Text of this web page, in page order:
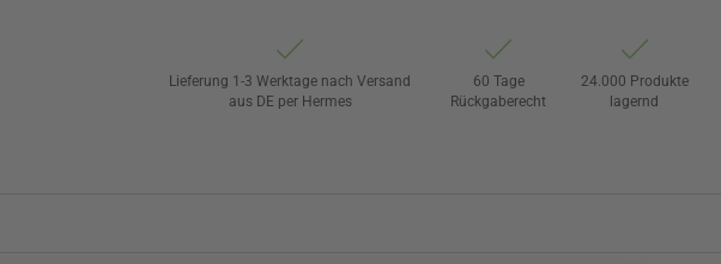
Lieferung 1-3 Werktage nach Versand
aus DE per Hermes
60 Tage
Rückgaberecht
24.000 Produkte
lagernd